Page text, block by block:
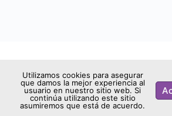
Utilizamos cookies para asegurar
que damos la mejor experiencia al
usuario en nuestro sitio web. Si
continúa utilizando este sitio
asumiremos que está de acuerdo.